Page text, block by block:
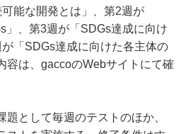
能な開発とは」、第2週が
」、第3週が「SDGs達成に向け
「SDGs達成に向けた各主体の
容は、gaccoのWebサイトにて確
として毎週のテストのほか、